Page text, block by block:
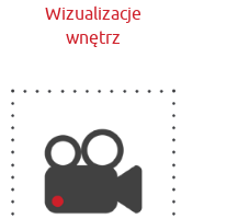
Wizualizacje
wnętrz